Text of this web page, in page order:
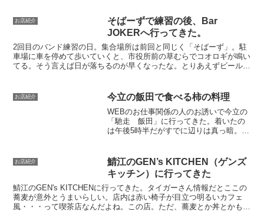
ら映画を観て夜はスティングのコンサー
トという予定。店内は...
お店紹介
そばーずで練習の後、Bar
JOKERへ行ってきた。
2回目のバンド練習の日。集合場所は前回と同じく「そばーず」。駐
車場に車を停めて歩いていくと、市役所前の草むらでコオロギが鳴い
てる。そう言えば日が落ちるのが早くなったな。とりあえずビールを
お店紹介 今立の飯田で食べる柿の料理
WEBのお仕事関係の人のお誘いで今立の
「馳走 飯田」に行ってきた。着いたの
は午後5時半だがすでに辺りは真っ暗。季
いけない仕事は山積み。。いや、まあそ
れはいい。（よくない...
お店紹介
鯖江のGEN’s KITCHEN（ゲンズ
キッチン）に行ってきた
鯖江のGEN's KITCHENに行ってきた。タイガーさん情報だとここの
蕎麦が意外とうまいらしい。店内は赤い椅子が目立つ明るいカフェ
風・・・って喫茶店なんだよね。この店。ただ、蕎麦とか丼とかもあ